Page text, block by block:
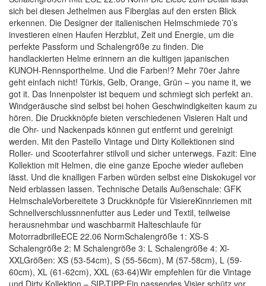
sich bei diesen Jethelmen aus Fiberglas auf den ersten Blick
erkennen. Die Designer der italienischen Helmschmiede 70’s
investieren einen Haufen Herzblut, Zeit und Energie, um die
perfekte Passform und Schalengröße zu finden. Die
handlackierten Helme erinnern an die kultigen japanischen
KUNOH-Rennsporthelme. Und die Farben!? Mehr 70er Jahre
geht einfach nicht! Türkis, Gelb, Orange, Grün – you name it, we
got it. Das Innenpolster ist bequem und schmiegt sich perfekt an.
Windgeräusche sind selbst bei hohen Geschwindigkeiten kaum zu
hören. Die Druckknöpfe bieten verschiedenen Visieren Halt und
die Ohr- und Nackenpads können gut entfernt und gereinigt
werden. Mit den Pastello Vintage und Dirty Kollektionen sind
Roller- und Scooterfahrer stilvoll und sicher unterwegs. Fazit: Eine
Kollektion mit Helmen, die eine ganze Epoche wieder aufleben
lässt. Und die knalligen Farben würden selbst eine Diskokugel vor
Neid erblassen lassen. Technische Details Außenschale: GFK
HelmschaleVorbereitete 3 Druckknöpfe für VisiereKinnriemen mit
Schnellverschlussnnenfutter aus Leder und Textil, teilweise
herausnehmbar und waschbarmit Halteschlaufe für
MotorradbrilleECE 22.06 NormSchalengröße 1: XS-S
Schalengröße 2: M Schalengröße 3: L Schalengröße 4: Xl-
XXLGrößen: XS (53-54cm), S (55-56cm), M (57-58cm), L (59-
60cm), XL (61-62cm), XXL (63-64)Wir empfehlen für die Vintage
und Dirty Kollektion – SIP-TIPP:Ein passendes Visier schütz vor